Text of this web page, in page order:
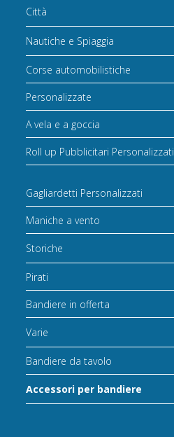
Città
Nautiche e Spiaggia
Corse automobilistiche
Personalizzate
A vela e a goccia
Roll up Pubblicitari Personalizzati
Gagliardetti Personalizzati
Maniche a vento
Storiche
Pirati
Bandiere in offerta
Varie
Bandiere da tavolo
Accessori per bandiere